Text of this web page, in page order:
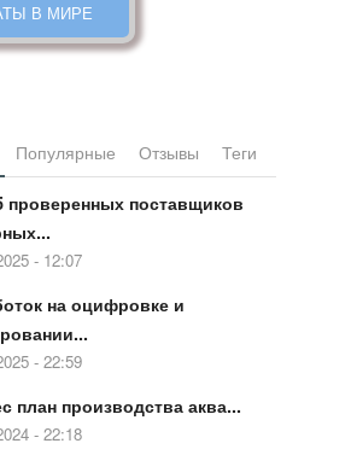
В МИРЕ
Популярные Отзывы Теги
проверенных поставщиков
- 12:07
на оцифровке и
- 22:59
план производства аква...
- 22:18